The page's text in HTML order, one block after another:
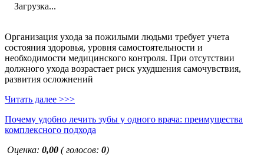
Загрузка...
Организация ухода за пожилыми людьми требует учета
состояния здоровья, уровня самостоятельности и
необходимости медицинского контроля. При отсутствии
должного ухода возрастает риск ухудшения самочувствия,
развития осложнений
Читать далее >>>
Почему удобно лечить зубы у одного врача: преимущества
комплексного подхода
Оценка: 0,00 ( голосов: 0)